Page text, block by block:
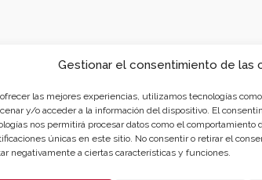
Gestionar el consentimiento de las
ofrecer las mejores experiencias, utilizamos tecnologías
y/o acceder a la información del dispositivo. El
nos permitirá procesar datos como el comportamiento
únicas en este sitio. No consentir o retirar el
negativamente a ciertas características y funciones.